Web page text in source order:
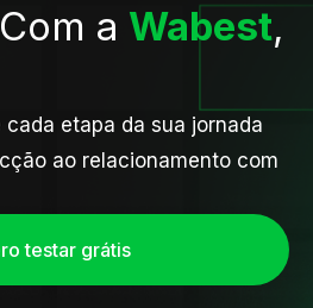
a Wabest,
etapa da sua jornada
ao relacionamento com
testar grátis